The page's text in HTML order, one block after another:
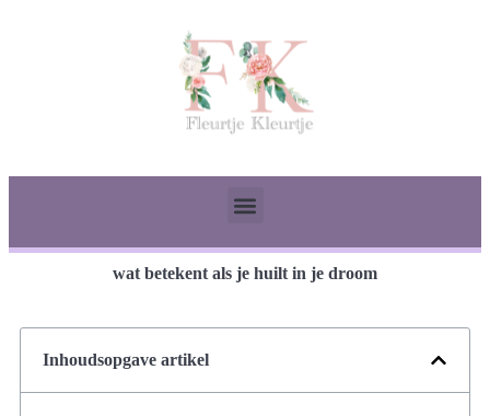
wat betekent als je huilt in je droom
Inhoudsopgave artikel